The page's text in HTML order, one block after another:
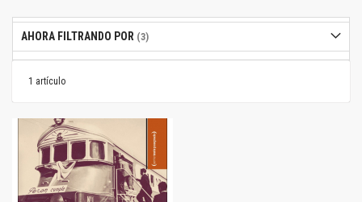
1 artículo
AHORA FILTRANDO POR